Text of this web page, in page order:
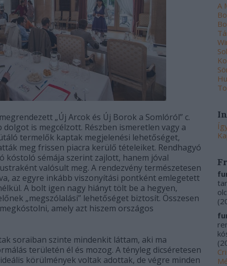
„Új Arcok és Új Borok a Somlóról” c.
is megcélzott. Részben ismeretlen vagy a
termelők kaptak megjelenési lehetőséget,
meg frissen piacra kerülő tételeiket. Rendhagyó
kóstoló sémája szerint zajlott, hanem jóval
valósult meg. A rendezvény természetesen
az egyre inkább viszonyítási pontként emlegetett
A bolt igen nagy hiányt tölt be a hegyen,
„megszólalási” lehetőséget biztosít. Összesen
amely azt hiszem országos
soraiban szinte mindenkit láttam, aki ma
területén él és mozog. A tényleg dicséretesen
körülmények voltak adottak, de végre minden
A
(
(